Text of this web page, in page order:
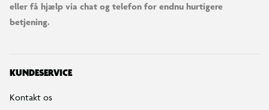
eller få hjælp via chat og telefon for endnu hurtigere
betjening.
KUNDESERVICE
Kontakt os